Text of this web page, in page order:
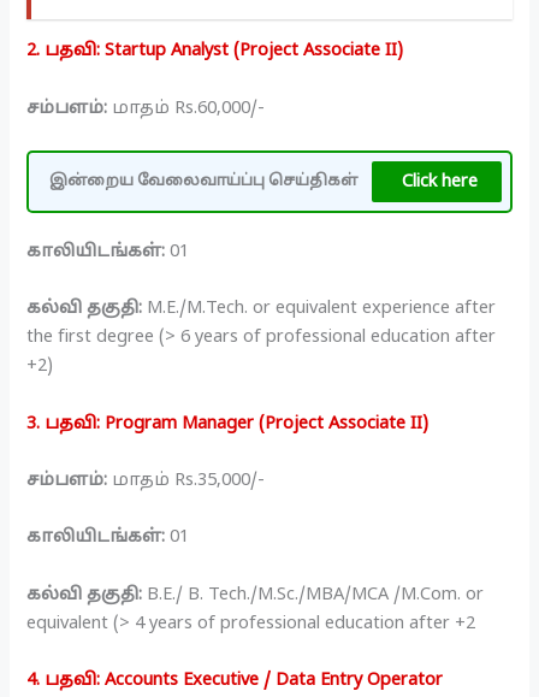
2. பதவி: Startup Analyst (Project Associate II)
சம்பளம்: மாதம் Rs.60,000/-
இன்றைய வேலைவாய்ப்பு செய்திகள் Click here
காலியிடங்கள்: 01
கல்வி தகுதி: M.E./M.Tech. or equivalent experience after
the first degree (> 6 years of professional education after
+2)
3. பதவி: Program Manager (Project Associate II)
சம்பளம்: மாதம் Rs.35,000/-
காலியிடங்கள்: 01
கல்வி தகுதி: B.E./ B. Tech./M.Sc./MBA/MCA /M.Com. or
equivalent (> 4 years of professional education after +2
4. பதவி: Accounts Executive / Data Entry Operator